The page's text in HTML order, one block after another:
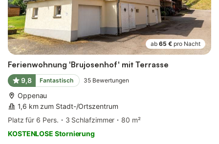
ab 65 € pro Nacht
Ferienwohnung 'Brujosenhof' mit Terrasse
9,8 Fantastisch 35 Bewertungen
Oppenau
1,6 km zum Stadt-/Ortszentrum
Platz für 6 Pers.
3 Schlafzimmer
80 m²
KOSTENLOSE Stornierung